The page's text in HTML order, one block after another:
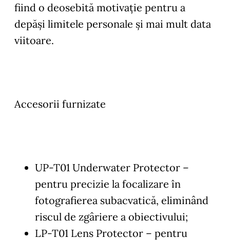
fiind o deosebită motivaţie pentru a
depăşi limitele personale şi mai mult data
viitoare.
Accesorii furnizate
UP-T01 Underwater Protector –
pentru precizie la focalizare în
fotografierea subacvatică, eliminând
riscul de zgâriere a obiectivului;
LP-T01 Lens Protector – pentru